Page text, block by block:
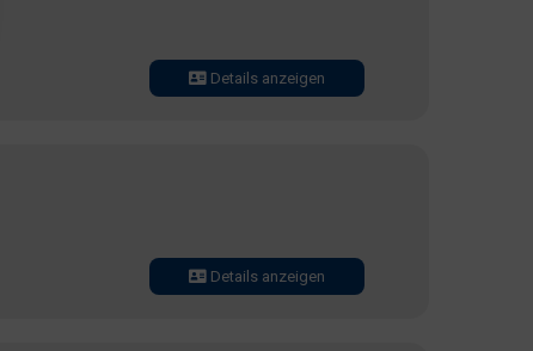
Details anzeigen
Details anzeigen